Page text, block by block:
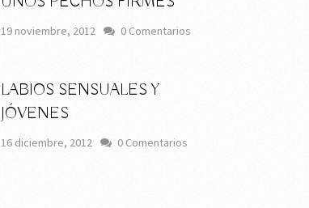
19 noviembre, 2012 0 Comentarios
LABIOS SENSUALES Y
JÓVENES
16 diciembre, 2012 0 Comentarios